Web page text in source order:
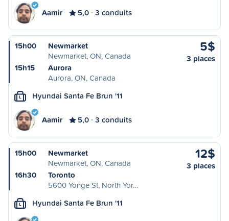
Aamir 5,0 3 conduits
15h00
Newmarket
Newmarket, ON, Canada
15h15
Aurora
Aurora, ON, Canada
5$
3 places
L Hyundai Santa Fe Brun '11
Aamir 5,0 3 conduits
15h00
Newmarket
Newmarket, ON, Canada
16h30
Toronto
5600 Yonge St, North Yor…
12$
3 places
L Hyundai Santa Fe Brun '11